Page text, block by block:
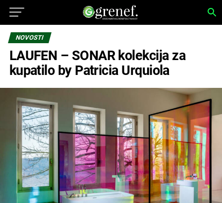
NOVOSTI
LAUFEN – SONAR kolekcija za
kupatilo by Patricia Urquiola